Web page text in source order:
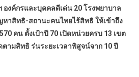
องค์กรและบุคคลดีเด่น 20 โรงพยาบาล
หาสิทธิ-สถานะคนไทยไร้สิทธิ ให้เข้าถึง
คน ตั้งเป้าปี 70 เปิดหน่วยครบ 13 เขต
ามสิทธิ ร่นระยะเวลาพิสูจน์จาก 10 ปี